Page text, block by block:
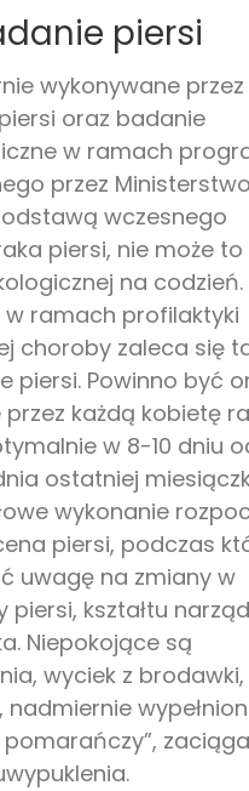
piersi
wykonywane przez
oraz badanie
w ramach
przez Ministerstwo
wczesnego
piersi, nie może to
na codzień.
w ramach profilaktyki
choroby zaleca się
piersi. Powinno być
każdą kobietę
w 8-10 dniu
ostatniej
wykonanie
piersi, podczas
uwagę na zmiany w
piersi, kształtu
Niepokojące są
wyciek z brodawki,
pomarańczy”,